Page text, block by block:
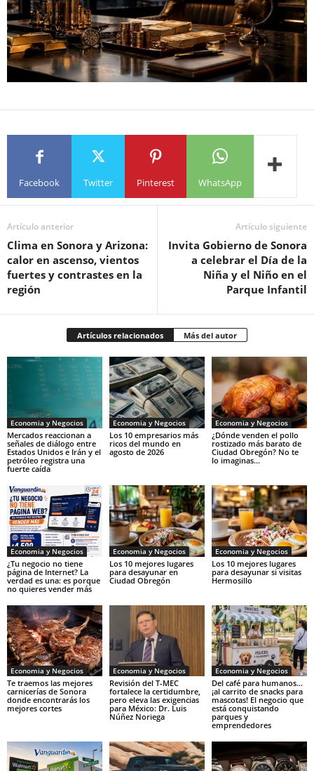
Facebook Twitter Pinterest WhatsApp
Artículo anterior
Clima en Sonora y Arizona:
calor en ascenso, vientos
fuertes y contrastes en la
región
Artículo siguiente
Invita Gobierno de Sonora
a celebrar el Día de la
Niña y el Niño en el
Parque Infantil
Artículos relacionados Más del autor
Economia y Negocios
Mercados reaccionan a
señales de diálogo entre
Estados Unidos e Irán y el
petróleo registra una
fuerte caída
Economia y Negocios
Los 10 empresarios más
ricos del mundo en
agosto de 2026
Economia y Negocios
¿Dónde venden el pollo
rostizado más barato de
Ciudad Obregón? No te
lo imaginas…
Economia y Negocios
¿Tu negocio no tiene
página de Internet? La
verdad es una: es porque
no quieres vender más
Economia y Negocios
Los 10 mejores lugares
para desayunar en
Ciudad Obregón
Economia y Negocios
Los 10 mejores lugares
para desayunar si visitas
Hermosillo
Economia y Negocios
Te traemos las mejores
carnicerías de Sonora
donde encontrarás los
mejores cortes
Economia y Negocios
Revisión del T-MEC
fortalece la certidumbre,
pero eleva las exigencias
para México: Dr. Luis
Núñez Noriega
Economia y Negocios
Del café para humanos…
¡al carrito de snacks para
mascotas! El negocio que
está conquistando
parques y
emprendedores